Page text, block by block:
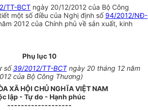
TT-BCT ngày 20/12/2012 của Bộ Công
một số điều của Nghị định số 94/2012/NĐ-
2012 của Chính phủ về sản xuất, kinh
Phụ lục 10
số39/2012/TT-BCTngày 20 tháng 12 năm
của Bộ Công Thương)
XÃ HỘI CHỦ NGHĨA VIỆT NAM
lập - Tự do - Hạnh phúc
-------------------